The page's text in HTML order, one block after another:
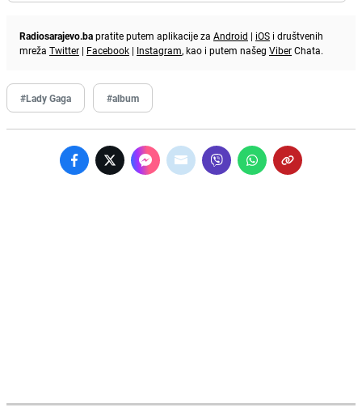
Radiosarajevo.bapratite putem aplikacije za Android | iOS i društvenih
mreža Twitter | Facebook | Instagram, kao i putem našeg ViberChata.
#Lady Gaga #album